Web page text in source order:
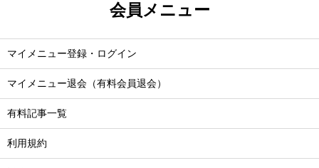
会員メニュー
マイメニュー登録・ログイン
マイメニュー退会（有料会員退会）
有料記事一覧
利用規約